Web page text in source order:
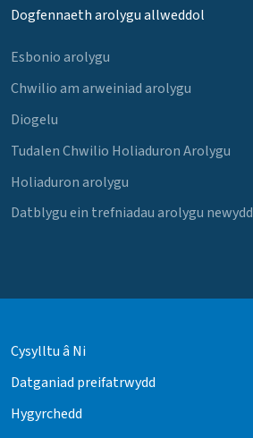
Dogfennaeth arolygu allweddol
Esbonio arolygu
Chwilio am arweiniad arolygu
Diogelu
Tudalen Chwilio Holiaduron Arolygu
Holiaduron arolygu
Datblygu ein trefniadau arolygu newydd
Cysylltu â Ni
Datganiad preifatrwydd
Hygyrchedd